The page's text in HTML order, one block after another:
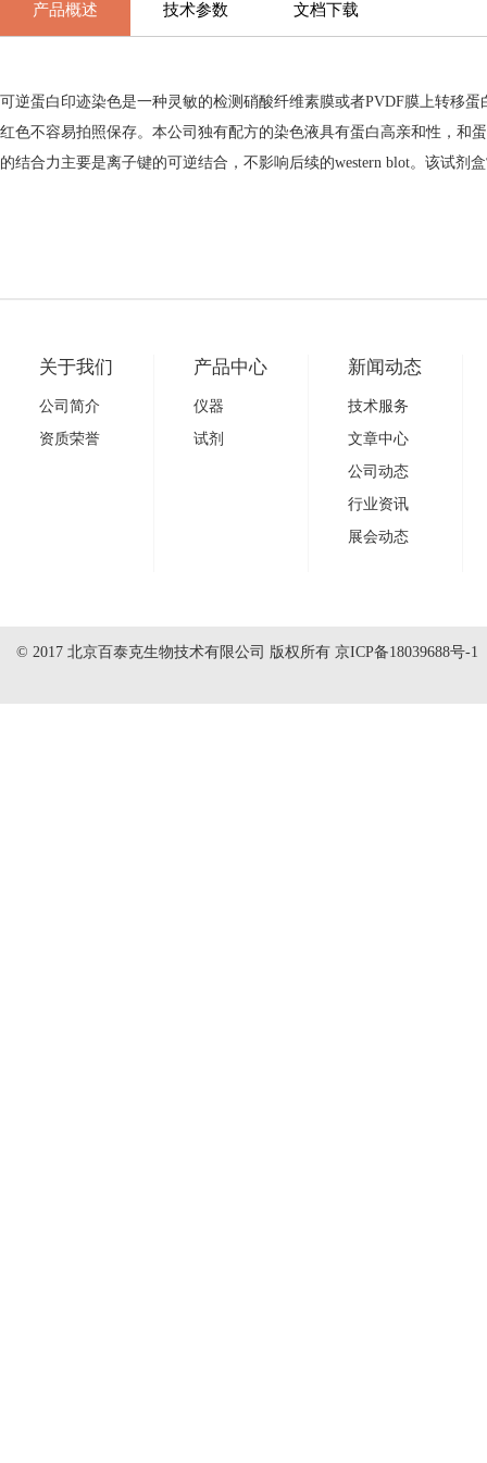
产品概述 技术参数 文档下载
可逆蛋白印迹染色是一种灵敏的检测硝酸纤维素膜或者PVDF膜上转移
红色不容易拍照保存。本公司独有配方的染色液具有蛋白高亲和性，和
的结合力主要是离子键的可逆结合，不影响后续的western blot。该试剂
关于我们
公司简介
资质荣誉
产品中心
仪器
试剂
新闻动态
技术服务
文章中心
公司动态
行业资讯
展会动态
© 2017 北京百泰克生物技术有限公司 版权所有 京ICP备18039688号-1